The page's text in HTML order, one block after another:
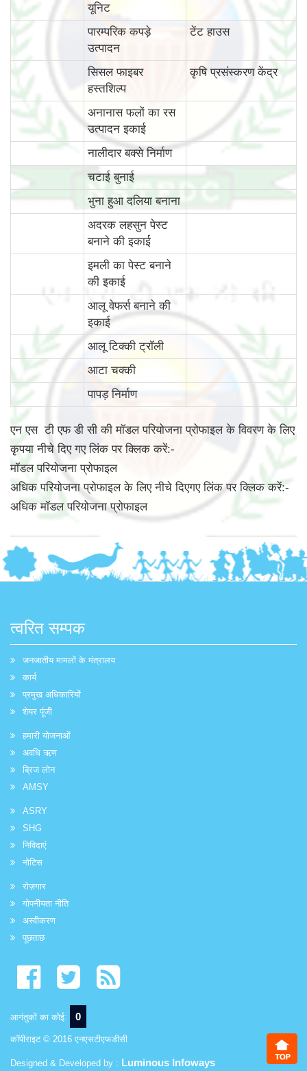
यूनिट
पारम्‍परिक कपड़े
उत्पादन
टेंट हाउस
सिसल फाइबर
हस्तशिल्प
कृषि प्रसंस्करण केंद्र
अनानास फलों का रस
उत्पादन इकाई
नालीदार बक्से निर्माण
चटाई बुनाई
भुना हुआ दलिया बनाना
अदरक लहसुन पेस्ट
बनाने की इकाई
इमली का पेस्ट बनाने
की इकाई
आलू वेफर्स बनाने की
इकाई
आलू टिक्की ट्रॉली
आटा चक्की
पापड़ निर्माण
एन एस टी एफ डी सी की मॉडल परियोजना प्रोफाइल के विवरण के लिए
कृपया नीचे दिए गए लिंक पर क्लिक करें:-
मॉडल परियोजना प्रोफाइल
अधिक परियोजना प्रोफाइल के लिए नीचे दिएगए लिंक पर क्लिक करें:-
अधिक मॉडल परियोजना प्रोफाइल
त्वरित सम्पक
जनजातीय मामलों के मंत्रालय
कार्य
प्रमुख अधिकारियों
शेयर पूंजी
हमारी योजनाओं
अवधि ऋण
ब्रिज लोन
AMSY
ASRY
SHG
निविदाएं
नोटिस
रोज़गार
गोपनीयता नीति
अस्वीकरण
पूछताछ
आगंतुकों का कोई: 0
कॉपीराइट © 2016 एनएसटीएफडीसी
Designed & Developed by : Luminous Infoways